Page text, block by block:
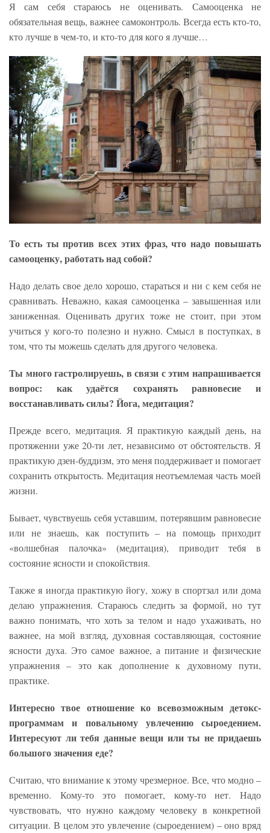
Я сам себя стараюсь не оценивать. Самооценка не
обязательная вещь, важнее самоконтроль. Всегда есть кто-то,
кто лучше в чем-то, и кто-то для кого я лучше…
То есть ты против всех этих фраз, что надо повышать
самооценку, работать над собой?
Надо делать свое дело хорошо, стараться и ни с кем себя не
сравнивать. Неважно, какая самооценка – завышенная или
заниженная. Оценивать других тоже не стоит, при этом
учиться у кого-то полезно и нужно. Смысл в поступках, в
том, что ты можешь сделать для другого человека.
Ты много гастролируешь, в связи с этим напрашивается
вопрос: как удаётся сохранять равновесие и
восстанавливать силы? Йога, медитация?
Прежде всего, медитация. Я практикую каждый день, на
протяжении уже 20-ти лет, независимо от обстоятельств. Я
практикую дзен-буддизм, это меня поддерживает и помогает
сохранить открытость. Медитация неотъемлемая часть моей
жизни.
Бывает, чувствуешь себя уставшим, потерявшим равновесие
или не знаешь, как поступить – на помощь приходит
«волшебная палочка» (медитация), приводит тебя в
состояние ясности и спокойствия.
Также я иногда практикую йогу, хожу в спортзал или дома
делаю упражнения. Стараюсь следить за формой, но тут
важно понимать, что хоть за телом и надо ухаживать, но
важнее, на мой взгляд, духовная составляющая, состояние
ясности духа. Это самое важное, а питание и физические
упражнения – это как дополнение к духовному пути,
практике.
Интересно твое отношение ко всевозможным детокс-
программам и повальному увлечению сыроедением.
Интересуют ли тебя данные вещи или ты не придаешь
большого значения еде?
Считаю, что внимание к этому чрезмерное. Все, что модно –
временно. Кому-то это помогает, кому-то нет. Надо
чувствовать, что нужно каждому человеку в конкретной
ситуации. В целом это увлечение (сыроедением) – оно вряд